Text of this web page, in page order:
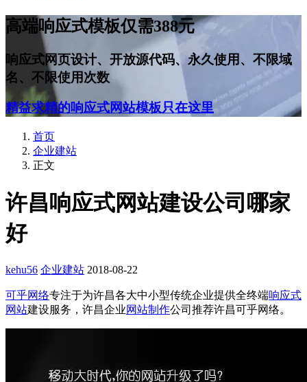
高端响应式模板仅需388元
响应式网页设计、开放源代码、永久使用、不限域
名、不限使用次数
精益求精的响应式网站模板只在这里
首页
企业建站
正文
许昌响应式网站建设公司哪家
好
kehu56 企业建站 2018-08-22
可乎网络专注于为许昌各大中小型传统企业提供全终端响应式
网站建设服务，许昌企业网站制作公司推荐许昌可乎网络。